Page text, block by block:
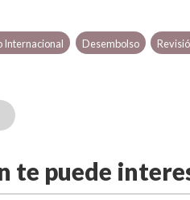
Internacional Desembolso
te puede